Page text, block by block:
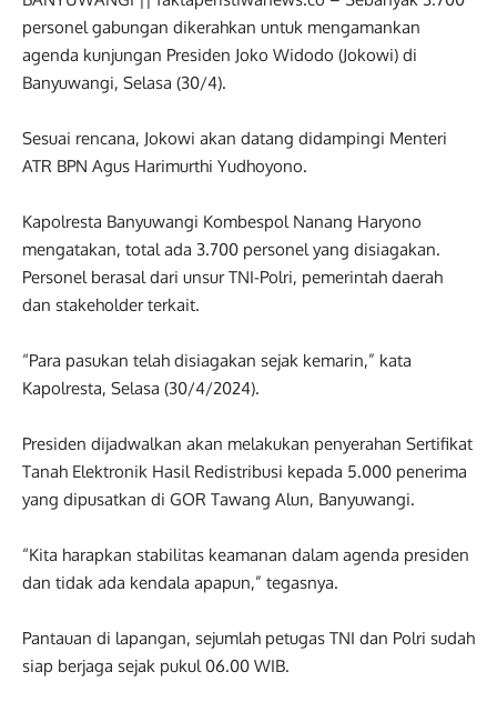
personel gabungan dikerahkan untuk mengamankan
agenda kunjungan Presiden Joko Widodo (Jokowi) di
Banyuwangi, Selasa (30/4).
Sesuai rencana, Jokowi akan datang didampingi Menteri
ATR BPN Agus Harimurthi Yudhoyono.
Kapolresta Banyuwangi Kombespol Nanang Haryono
mengatakan, total ada 3.700 personel yang disiagakan.
Personel berasal dari unsur TNI-Polri, pemerintah daerah
dan stakeholder terkait.
“Para pasukan telah disiagakan sejak kemarin,” kata
Kapolresta, Selasa (30/4/2024).
Presiden dijadwalkan akan melakukan penyerahan Sertifikat
Tanah Elektronik Hasil Redistribusi kepada 5.000 penerima
yang dipusatkan di GOR Tawang Alun, Banyuwangi.
“Kita harapkan stabilitas keamanan dalam agenda presiden
dan tidak ada kendala apapun,” tegasnya.
Pantauan di lapangan, sejumlah petugas TNI dan Polri sudah
siap berjaga sejak pukul 06.00 WIB.